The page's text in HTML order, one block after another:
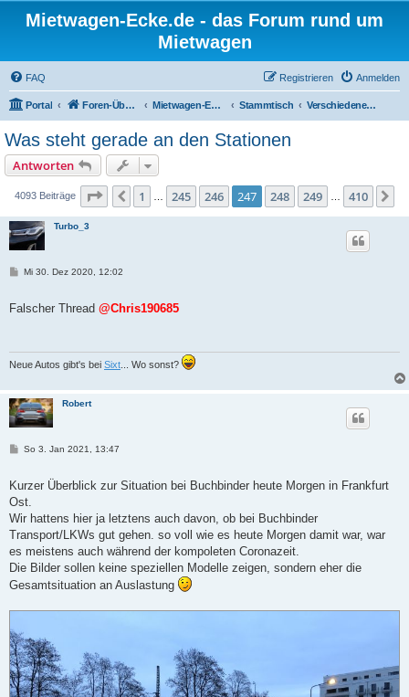
Mietwagen-Ecke.de - das Forum rund um
Mietwagen
FAQ Anmelden
Registrieren
Portal Foren-Übersicht Mietwagen-Ecke Stammtisch Verschiedenes zu Mietwagen
Was steht gerade an den Stationen
Antworten
4093 Beiträge Seite 247 von410
Vorherige
1 245 246 247 248 249 410
Turbo_3
B
r
Mi 30. Dez 2020, 12:02
Falscher Thread @Chris190685
Neue Autos gibt's bei Sixt ... Wo sonst?
Robert
B
r
a
g
So 3. Jan 2021, 13:47
Kurzer Überblick zur Situation bei Buchbinder heute Morgen in Frankfurt
Ost.
Wir hattens hier ja letztens auch davon, ob bei Buchbinder
Transport/LKWs gut gehen. so voll wie es heute Morgen damit war, war
es meistens auch während der kompoleten Coronazeit.
Die Bilder sollen keine speziellen Modelle zeigen, sondern eher die
Gesamtsituation an Auslastung